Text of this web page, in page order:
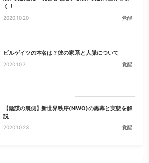
く！
2020.10.20 覚醒
ビルゲイツの本名は？彼の家系と人脈について
2020.10.7 覚醒
【陰謀の裏側】新世界秩序(NWO)の黒幕と実態を解
説
2020.10.23 覚醒